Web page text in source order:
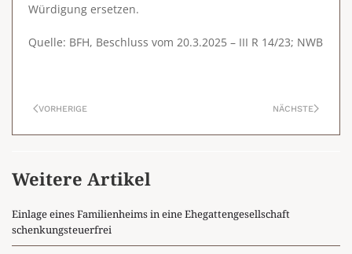
Würdigung ersetzen.
Quelle: BFH, Beschluss vom 20.3.2025 – III R 14/23; NWB
VORHERIGE NÄCHSTE
Weitere Artikel
Einlage eines Familienheims in eine Ehegattengesellschaft
schenkungsteuerfrei